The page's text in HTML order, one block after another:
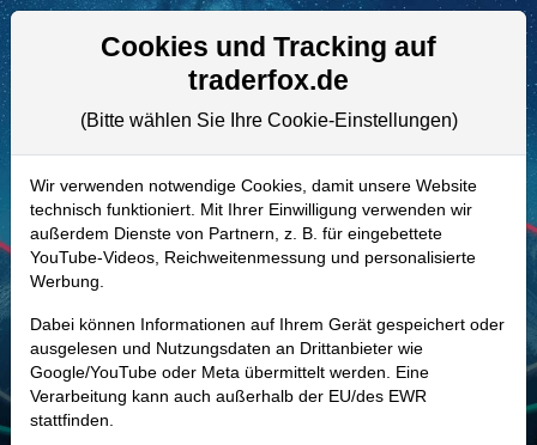
Aktien- und Artikelsuche
A14V4V | WEC–WEC Energy
Group Aktie
Realtime-Aktienkurs:
- - -
-
Marktkapitalisierung 35,07 Mrd. USD
Unternehmenswert
Cookies und Tracking auf
traderfox.de
(Bitte wählen Sie Ihre Cookie-Einstellungen)
Wir verwenden notwendige Cookies, damit unsere Website
technisch funktioniert. Mit Ihrer Einwilligung verwenden wir
außerdem Dienste von Partnern, z. B. für eingebettete
YouTube-Videos, Reichweitenmessung und personalisierte
Werbung.
Dabei können Informationen auf Ihrem Gerät gespeichert oder
ausgelesen und Nutzungsdaten an Drittanbieter wie
Google/YouTube oder Meta übermittelt werden. Eine
Verarbeitung kann auch außerhalb der EU/des EWR
stattfinden.